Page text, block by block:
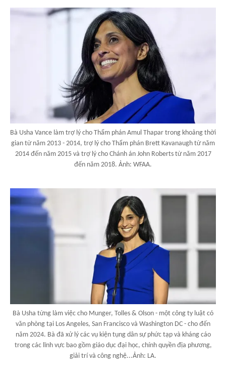
Bà Usha Vance làm trợ lý cho Thẩm phán Amul Thapar trong khoảng thời
gian từ năm 2013 - 2014, trợ lý cho Thẩm phán Brett Kavanaugh từ năm
2014 đến năm 2015 và trợ lý cho Chánh án John Roberts từ năm 2017
đến năm 2018. Ảnh: WFAA.
Bà Usha từng làm việc cho Munger, Tolles & Olson - một công ty luật có
văn phòng tại Los Angeles, San Francisco và Washington DC - cho đến
năm 2024. Bà đã xử lý các vụ kiện tụng dân sự phức tạp và kháng cáo
trong các lĩnh vực bao gồm giáo dục đại học, chính quyền địa phương,
giải trí và công nghệ...Ảnh: LA.